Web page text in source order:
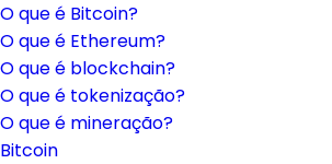
O que é Bitcoin?
O que é Ethereum?
O que é blockchain?
O que é tokenização?
O que é mineração?
Bitcoin